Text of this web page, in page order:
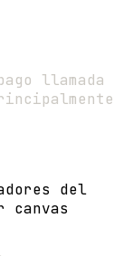
llamada
del
canvas